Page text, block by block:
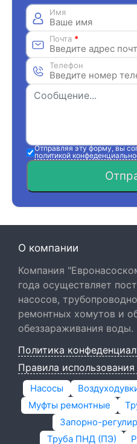
Имя
Почта *
Телефон
Отправляя эту форму, вы
политикой
О компании
Компания
года осуществляет
насосов,
ремонтных хомутов и
обеззараживания воды.
Политика
Правила
Насосы
Муфты ремонтные
Запорно-
Труба ПНД (ПЭ)